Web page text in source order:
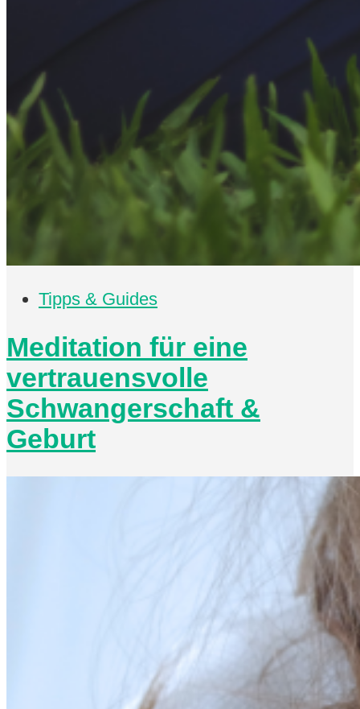
Tipps & Guides
Meditation für eine
vertrauensvolle
Schwangerschaft &
Geburt